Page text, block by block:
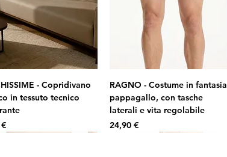
- Copridivano
in tessuto tecnico
RAGNO - Costume in fantasia
pappagallo, con tasche
laterali e vita regolabile
Prezzo
24,90 €